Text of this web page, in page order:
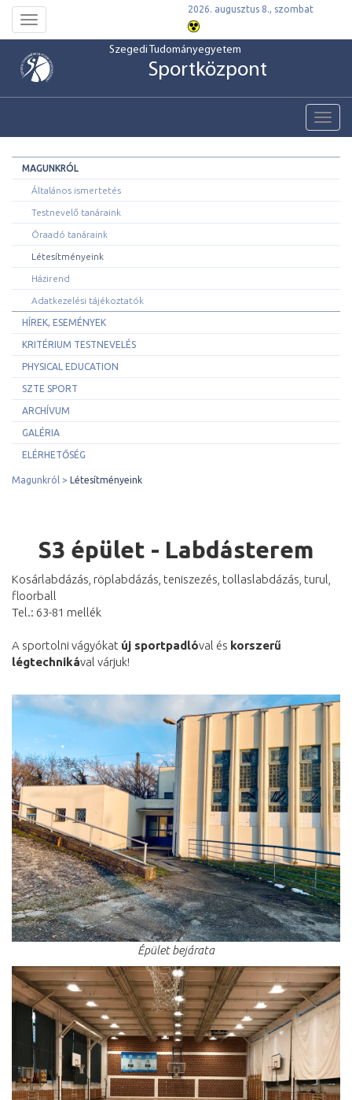
Toggle
navigation
2026. augusztus 8., szombat
Szegedi Tudományegyetem
Sportközpont
MAGUNKRÓL
Általános ismertetés
Testnevelő tanáraink
Óraadó tanáraink
Létesítményeink
Házirend
Adatkezelési tájékoztatók
HÍREK, ESEMÉNYEK
KRITÉRIUM TESTNEVELÉS
PHYSICAL EDUCATION
SZTE SPORT
ARCHÍVUM
GALÉRIA
ELÉRHETŐSÉG
Magunkról Létesítményeink
S3 épület - Labdásterem
Kosárlabdázás, röplabdázás, teniszezés, tollaslabdázás, turul,
floorball
Tel.: 63-81 mellék
A sportolni vágyókat új sportpadlóval és korszerű
légtechnikával várjuk!
Épület bejárata